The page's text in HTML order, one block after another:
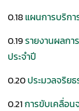
Search
0.18แผนการบริก
0.19รายงานผลก
ประจำปี
0.20ประมวลจริย
0.21การขับเคลื่อน